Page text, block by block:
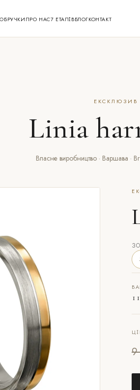
ОБРУЧКИ ПРО НАС7 ЕТАПІВБЛОГКОНТАКТ
ЕКСКЛЮЗИВ
Linia
Власне виробництво · Варшава ·
9